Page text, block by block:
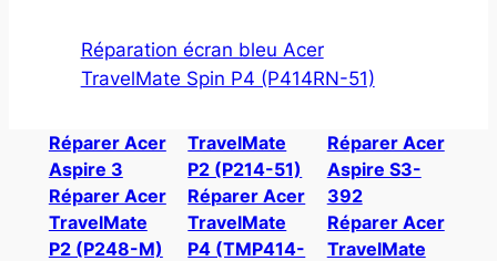
Réparation écran bleu Acer
TravelMate Spin P4 (P414RN-51)
Réparer Acer
Aspire 3
Réparer Acer
TravelMate
P2 (P248-M)
TravelMate
P2 (P214-51)
Réparer Acer
TravelMate
P4 (TMP414-
Réparer Acer
Aspire S3-
392
Réparer Acer
TravelMate